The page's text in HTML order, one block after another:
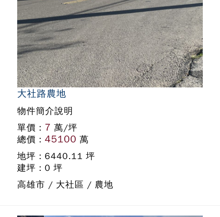
大社路農地
物件簡介說明
單價 : 7 萬/坪
總價 : 45100 萬
地坪 : 6440.11 坪
建坪 : 0 坪
高雄市 / 大社區 / 農地